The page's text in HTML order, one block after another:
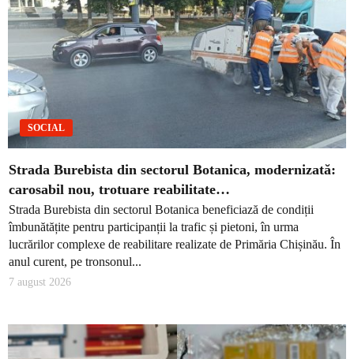
SOCIAL
Strada Burebista din sectorul Botanica, modernizată:
carosabil nou, trotuare reabilitate…
Strada Burebista din sectorul Botanica beneficiază de condiții
îmbunătățite pentru participanții la trafic și pietoni, în urma
lucrărilor complexe de reabilitare realizate de Primăria Chișinău. În
anul curent, pe tronsonul...
7 august 2026